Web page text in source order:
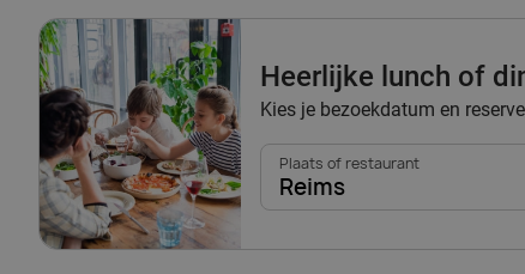
Heerlijke lunch of
Kies je bezoekdatum en
Plaats of restaurant
Reims